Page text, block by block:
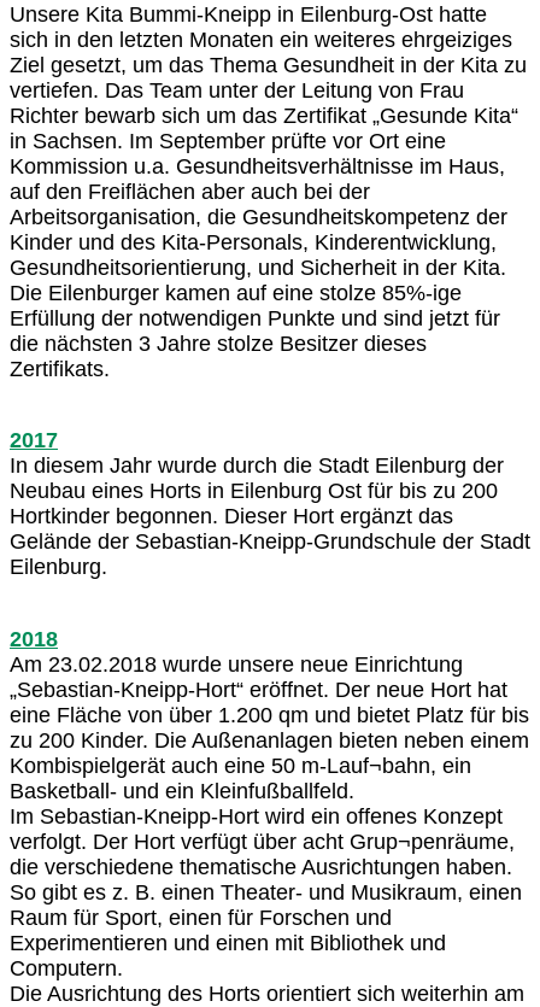
Unsere Kita Bummi-Kneipp in Eilenburg-Ost hatte
sich in den letzten Monaten ein weiteres ehrgeiziges
Ziel gesetzt, um das Thema Gesundheit in der Kita zu
vertiefen. Das Team unter der Leitung von Frau
Richter bewarb sich um das Zertifikat „Gesunde Kita“
in Sachsen. Im September prüfte vor Ort eine
Kommission u.a. Gesundheitsverhältnisse im Haus,
auf den Freiflächen aber auch bei der
Arbeitsorganisation, die Gesundheitskompetenz der
Kinder und des Kita-Personals, Kinderentwicklung,
Gesundheitsorientierung, und Sicherheit in der Kita.
Die Eilenburger kamen auf eine stolze 85%-ige
Erfüllung der notwendigen Punkte und sind jetzt für
die nächsten 3 Jahre stolze Besitzer dieses
Zertifikats.
2017
In diesem Jahr wurde durch die Stadt Eilenburg der
Neubau eines Horts in Eilenburg Ost für bis zu 200
Hortkinder begonnen. Dieser Hort ergänzt das
Gelände der Sebastian-Kneipp-Grundschule der Stadt
Eilenburg.
2018
Am 23.02.2018 wurde unsere neue Einrichtung
„Sebastian-Kneipp-Hort“ eröffnet. Der neue Hort hat
eine Fläche von über 1.200 qm und bietet Platz für bis
zu 200 Kinder. Die Außenanlagen bieten neben einem
Kombispielgerät auch eine 50 m-Lauf¬bahn, ein
Basketball- und ein Kleinfußballfeld.
Im Sebastian-Kneipp-Hort wird ein offenes Konzept
verfolgt. Der Hort verfügt über acht Grup¬penräume,
die verschiedene thematische Ausrichtungen haben.
So gibt es z. B. einen Theater- und Musikraum, einen
Raum für Sport, einen für Forschen und
Experimentieren und einen mit Bibliothek und
Computern.
Die Ausrichtung des Horts orientiert sich weiterhin am